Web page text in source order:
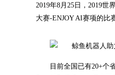
2019年8月25日，2019
大赛-ENJOY AI赛项的比
目前全国已有20+个